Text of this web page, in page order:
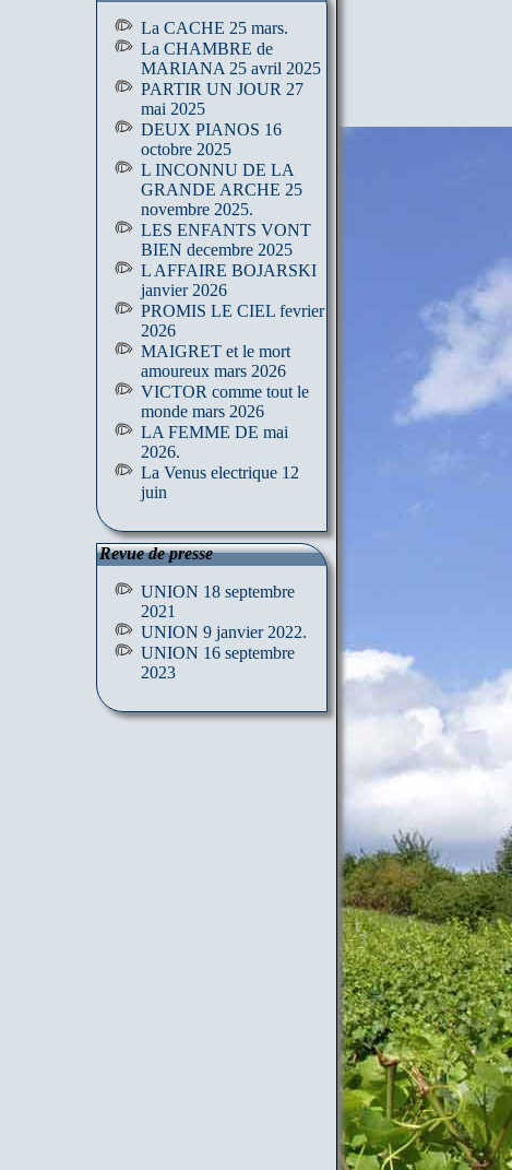
La CACHE 25 mars.
La CHAMBRE de
MARIANA 25 avril 2025
PARTIR UN JOUR 27
mai 2025
DEUX PIANOS 16
octobre 2025
L INCONNU DE LA
GRANDE ARCHE 25
novembre 2025.
LES ENFANTS VONT
BIEN decembre 2025
L AFFAIRE BOJARSKI
janvier 2026
PROMIS LE CIEL fevrier
2026
MAIGRET et le mort
amoureux mars 2026
VICTOR comme tout le
monde mars 2026
LA FEMME DE mai
2026.
La Venus electrique 12
juin
Revue de presse
UNION 18 septembre
2021
UNION 9 janvier 2022.
UNION 16 septembre
2023